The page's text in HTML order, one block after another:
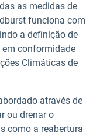
as medidas de
funciona com
a definição de
conformidade
Climáticas de
através de
ou drenar o
como a reabertura